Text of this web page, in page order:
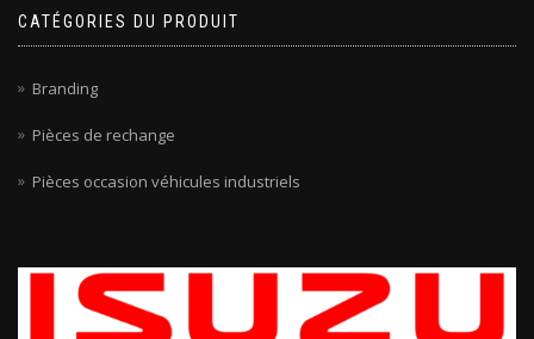
CATÉGORIES DU PRODUIT
Branding
Pièces de rechange
Pièces occasion véhicules industriels